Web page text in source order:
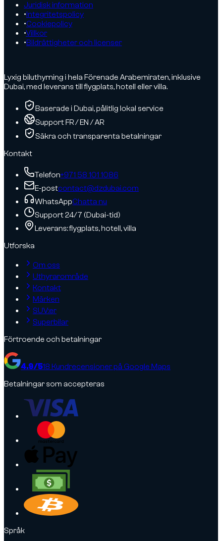
Juridisk information
•Integritetspolicy
•Cookiepolicy
•Villkor
•Bildrättigheter och licenser
Lyxig biluthyrning i hela Förenade Arabemiraten, inklusive
Dubai, med leverans till flygplats, hotell eller villa.
Baserade i Dubai, pålitlig lokal service
Support FR / EN / AR
Säkra och transparenta betalningar
Kontakt
Telefon+971 58 101 1086
E-postcontact@dzdubai.com
WhatsAppChatta nu
Support 24/7 (Dubai-tid)
Leverans: flygplats, hotell, villa
Utforska
Om oss
Uthyrarområde
Kontakt
Märken
SUV:er
Superbilar
Förtroende och betalningar
4.9/518 Kundrecensioner på Google Maps
Betalningar som accepteras
Språk